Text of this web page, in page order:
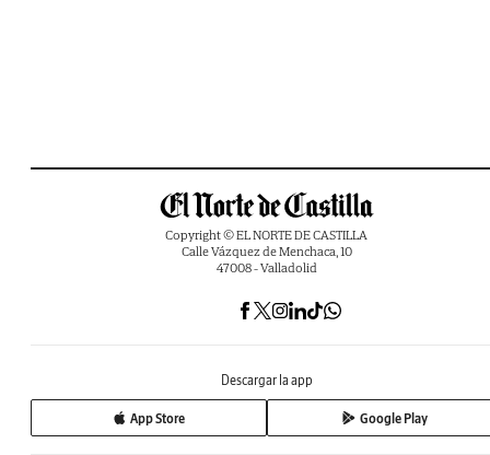
Copyright © EL NORTE DE CASTILLA
Calle Vázquez de Menchaca, 10
47008 - Valladolid
Descargar la app
App Store Google Play